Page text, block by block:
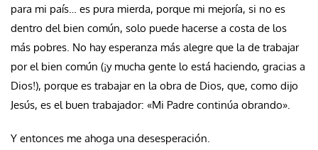
para mi país… es pura mierda, porque mi mejoría, si no es
dentro del bien común, solo puede hacerse a costa de los
más pobres. No hay esperanza más alegre que la de trabajar
por el bien común (¡y mucha gente lo está haciendo, gracias a
Dios!), porque es trabajar en la obra de Dios, que, como dijo
Jesús, es el buen trabajador: «Mi Padre continúa obrando».
Y entonces me ahoga una desesperación.